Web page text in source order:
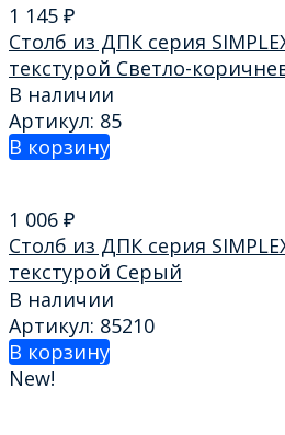
1 145 ₽
Столб из ДПК серия
текстурой Светло-
В наличии
Артикул: 85
В корзину
1 006 ₽
Столб из ДПК серия
текстурой Серый
В наличии
Артикул: 85210
В корзину
New!